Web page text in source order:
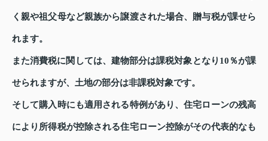
く親や祖父母など親族から譲渡された場合、贈与税が課せら
れます。
また消費税に関しては、建物部分は課税対象となり10％が課
せられますが、土地の部分は非課税対象です。
そして購入時にも適用される特例があり、住宅ローンの残高
により所得税が控除される住宅ローン控除がその代表的なも